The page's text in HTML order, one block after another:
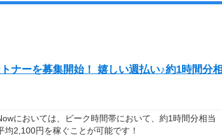
ナーを募集開始！ 嬉しい週払い♪約1時間分
においては、ピーク時間帯において、約1時間分相当
均2,100円を稼ぐことが可能です！